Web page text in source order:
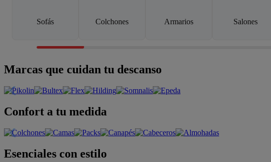
Sofás Colchones Armarios Salones
Marcas que cuidan tu descanso
Confort a tu medida
Esenciales con estilo